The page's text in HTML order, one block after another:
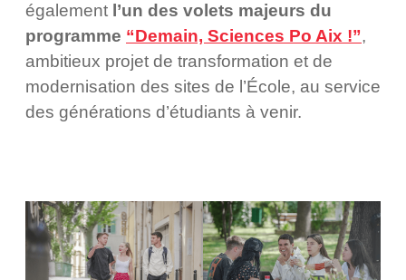
également l’un des volets majeurs du
programme “Demain, Sciences Po Aix !”,
ambitieux projet de transformation et de
modernisation des sites de l’École, au service
des générations d’étudiants à venir.